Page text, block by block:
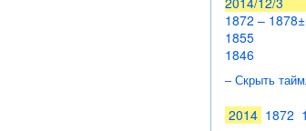
1872 – 1878±
1855
1846
– Скрыть
2014 1872